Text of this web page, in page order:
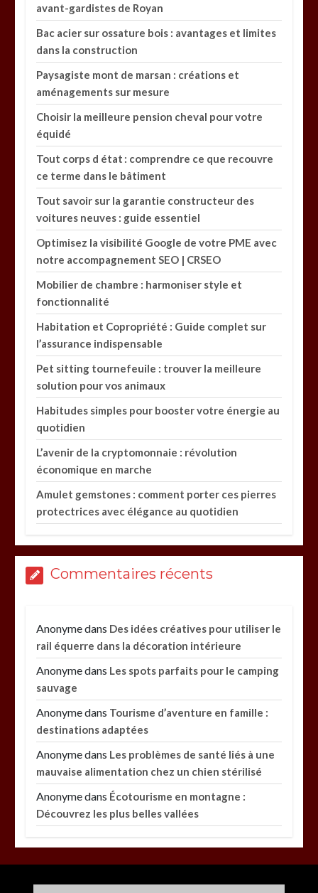
avant-gardistes de Royan
Bac acier sur ossature bois : avantages et limites
dans la construction
Paysagiste mont de marsan : créations et
aménagements sur mesure
Choisir la meilleure pension cheval pour votre
équidé
Tout corps d état : comprendre ce que recouvre
ce terme dans le bâtiment
Tout savoir sur la garantie constructeur des
voitures neuves : guide essentiel
Optimisez la visibilité Google de votre PME avec
notre accompagnement SEO | CRSEO
Mobilier de chambre : harmoniser style et
fonctionnalité
Habitation et Copropriété : Guide complet sur
l’assurance indispensable
Pet sitting tournefeuile : trouver la meilleure
solution pour vos animaux
Habitudes simples pour booster votre énergie au
quotidien
L’avenir de la cryptomonnaie : révolution
économique en marche
Amulet gemstones : comment porter ces pierres
protectrices avec élégance au quotidien
Commentaires récents
Anonymedans Des idées créatives pour utiliser le
rail équerre dans la décoration intérieure
Anonymedans Les spots parfaits pour le camping
sauvage
Anonymedans Tourisme d’aventure en famille :
destinations adaptées
Anonymedans Les problèmes de santé liés à une
mauvaise alimentation chez un chien stérilisé
Anonymedans Écotourisme en montagne :
Découvrez les plus belles vallées
Paysagiste à Sainte-Eulalie : ce qui sépare le bon